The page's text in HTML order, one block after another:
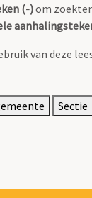
(-)om
van deze
Sectie